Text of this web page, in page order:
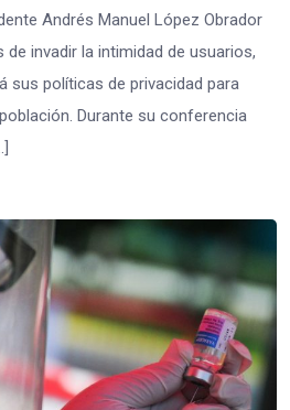
Andrés Manuel López Obrador
invadir la intimidad de usuarios,
sus políticas de privacidad para
Durante su conferencia